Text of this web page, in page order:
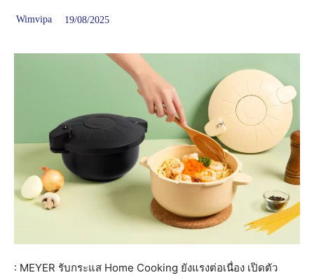
Wimvipa 19/08/2025
: MEYER รับกระแส Home Cooking ยังแรงต่อเนื่อง เปิดตัว